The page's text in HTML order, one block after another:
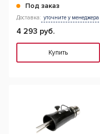
Под заказ
Доставка: уточните у менеджера
4 293 руб.
Купить